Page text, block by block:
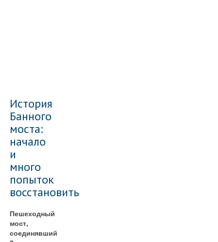
История
Банного
моста:
начало
и
много
попыток
восстановить
Пешеходный
мост,
соединявший